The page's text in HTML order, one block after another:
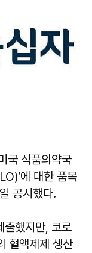
국 식품의약국
에 대한 품목
공시했다.
했지만, 코로
혈액제제 생산